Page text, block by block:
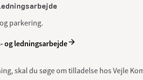
parkering.
og ledningsarbejde
skal du søge om tilladelse hos Vejle